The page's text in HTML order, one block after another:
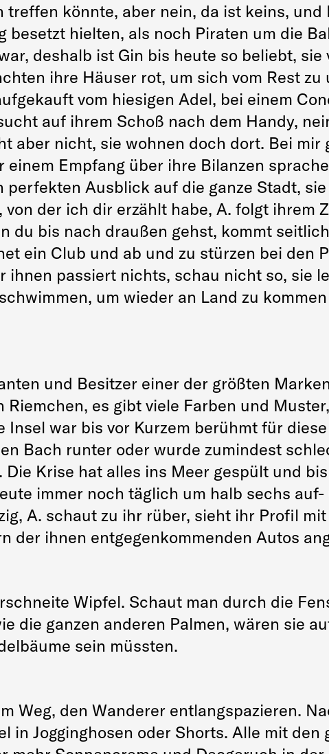
treffen könnte, aber nein, da ist keins, und
hielten, als noch Piraten um die
deshalb ist Gin bis heute so beliebt,
ihre Häuser rot, um sich vom Rest
vom hiesigen Adel, bei einem
auf ihrem Schoß nach dem Handy,
aber nicht, sie wohnen doch dort. Bei mir
einem Empfang über ihre Bilanzen
perfekten Ausblick auf die ganze Stadt,
der ich dir erzählt habe, A. folgt ihrem
du bis nach draußen gehst, kommt
ein Club und ab und zu stürzen bei den
ihnen passiert nichts, schau nicht so, sie
um wieder an Land zu
und Besitzer einer der größten
es gibt viele Farben und
Insel war bis vor Kurzem berühmt für
Bach runter oder wurde zumindest
Krise hat alles ins Meer gespült und
immer noch täglich um halb sechs
A. schaut zu ihr rüber, sieht ihr Profil
der ihnen entgegenkommenden Autos
Wipfel. Schaut man durch die
die ganzen anderen Palmen, wären sie
sein müssten.
Weg, den Wanderer entlangspazieren.
in Jogginghosen oder Shorts. Alle mit